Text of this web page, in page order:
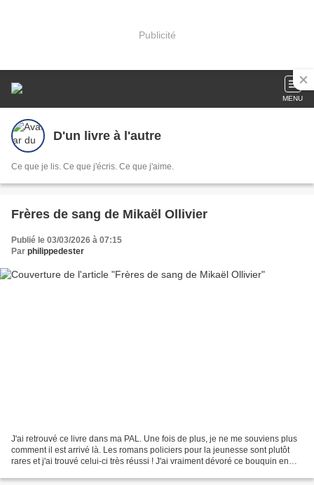
Publicité
MENU
D'un livre à l'autre
Ce que je lis. Ce que j'écris. Ce que j'aime.
Frères de sang de Mikaël Ollivier
Publié le 03/03/2026 à 07:15
Par philippedester
J'ai retrouvé ce livre dans ma PAL. Une fois de plus, je ne me souviens plus
comment il est arrivé là. Les romans policiers pour la jeunesse sont plutôt
rares et j'ai trouvé celui-ci très réussi ! J'ai vraiment dévoré ce bouquin en